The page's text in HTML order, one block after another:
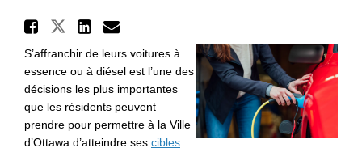
Partager Véhicules électriques
Partager Véhicules
Partager Véhicules
Courriel Véhicules
S’affranchir de leurs voitures à
essence ou à diésel est l’une des
décisions les plus importantes
que les résidents peuvent
prendre pour permettre à la Ville
d’Ottawa d’atteindre ses cibles